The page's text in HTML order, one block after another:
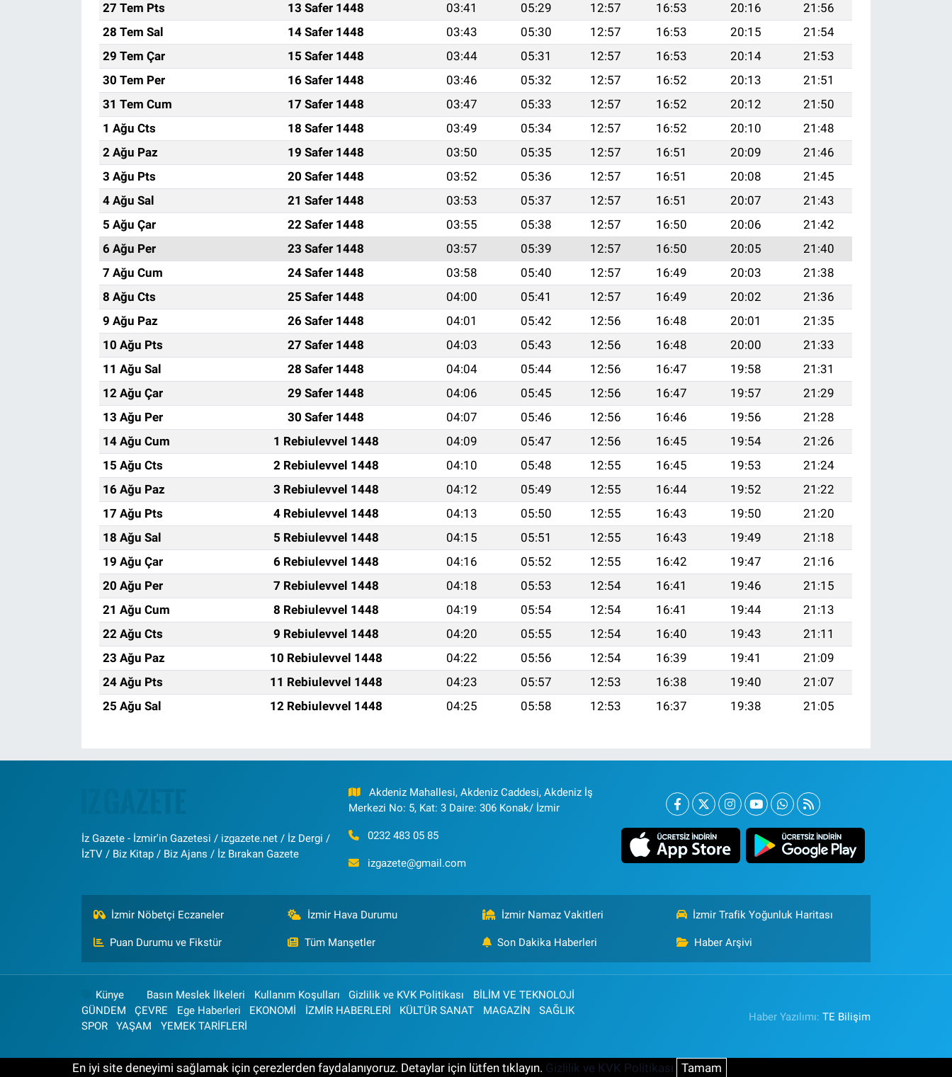
27 Tem Pts
13 Safer 1448 03:41 05:29 12:57 16:53 20:16
21:56
28 Tem Sal
14 Safer 1448 03:43 05:30 12:57 16:53 20:15
21:54
29 Tem Çar
15 Safer 1448 03:44 05:31 12:57 16:53 20:14
21:53
30 Tem Per
16 Safer 1448 03:46 05:32 12:57 16:52 20:13
21:51
31 Tem Cum
17 Safer 1448 03:47 05:33 12:57 16:52 20:12
21:50
1 Ağu Cts
18 Safer 1448 03:49 05:34 12:57 16:52 20:10
21:48
2 Ağu Paz
19 Safer 1448 03:50 05:35 12:57 16:51 20:09
21:46
3 Ağu Pts
20 Safer 1448 03:52 05:36 12:57 16:51 20:08
21:45
4 Ağu Sal
21 Safer 1448 03:53 05:37 12:57 16:51 20:07
21:43
5 Ağu Çar
22 Safer 1448 03:55 05:38 12:57 16:50 20:06
21:42
6 Ağu Per
23 Safer 1448 03:57 05:39 12:57 16:50 20:05
21:40
7 Ağu Cum
24 Safer 1448 03:58 05:40 12:57 16:49 20:03
21:38
8 Ağu Cts
25 Safer 1448 04:00 05:41 12:57 16:49 20:02
21:36
9 Ağu Paz
26 Safer 1448 04:01 05:42 12:56 16:48 20:01
21:35
10 Ağu Pts
27 Safer 1448 04:03 05:43 12:56 16:48 20:00
21:33
11 Ağu Sal
28 Safer 1448 04:04 05:44 12:56 16:47 19:58
21:31
12 Ağu Çar
29 Safer 1448 04:06 05:45 12:56 16:47 19:57
21:29
13 Ağu Per
30 Safer 1448 04:07 05:46 12:56 16:46 19:56
21:28
14 Ağu Cum
1 Rebiulevvel 1448 04:09 05:47 12:56 16:45 19:54
21:26
15 Ağu Cts
2 Rebiulevvel 1448 04:10 05:48 12:55 16:45 19:53
21:24
16 Ağu Paz
3 Rebiulevvel 1448 04:12 05:49 12:55 16:44 19:52
21:22
17 Ağu Pts
4 Rebiulevvel 1448 04:13 05:50 12:55 16:43 19:50
21:20
18 Ağu Sal
5 Rebiulevvel 1448 04:15 05:51 12:55 16:43 19:49
21:18
19 Ağu Çar
6 Rebiulevvel 1448 04:16 05:52 12:55 16:42 19:47
21:16
20 Ağu Per
7 Rebiulevvel 1448 04:18 05:53 12:54 16:41 19:46
21:15
21 Ağu Cum
8 Rebiulevvel 1448 04:19 05:54 12:54 16:41 19:44
21:13
22 Ağu Cts
9 Rebiulevvel 1448 04:20 05:55 12:54 16:40 19:43
21:11
23 Ağu Paz
10 Rebiulevvel 1448 04:22 05:56 12:54 16:39 19:41
21:09
24 Ağu Pts
11 Rebiulevvel 1448 04:23 05:57 12:53 16:38 19:40
21:07
25 Ağu Sal
12 Rebiulevvel 1448 04:25 05:58 12:53 16:37 19:38 21:05
İz Gazete - İzmir'in Gazetesi / izgazete.net / İz Dergi /
İzTV / Biz Kitap / Biz Ajans / İz Bırakan Gazete
Akdeniz Mahallesi, Akdeniz Caddesi, Akdeniz İş
Merkezi No: 5, Kat: 3 Daire: 306 Konak/ İzmir
0232 483 05 85
izgazete@gmail.com
İzmir Nöbetçi Eczaneler İzmir Hava Durumu İzmir Namaz Vakitleri İzmir Trafik Yoğunluk Haritası
Puan Durumu ve Fikstür Tüm Manşetler Son Dakika Haberleri Haber Arşivi
Künye Basın Meslek İlkeleri Kullanım Koşulları Gizlilik ve KVK Politikası
BİLİM VE TEKNOLOJİ
GÜNDEM
ÇEVRE Ege Haberleri EKONOMİ İZMİR HABERLERİ KÜLTÜR SANAT MAGAZİN
SAĞLIK
SPOR
YAŞAM YEMEK TARİFLERİ
Haber Yazılımı:TE Bilişim
En iyi site deneyimi sağlamak için çerezlerden faydalanıyoruz. Detaylar için lütfen tıklayın. Gizlilik ve KVK Politikası Tamam